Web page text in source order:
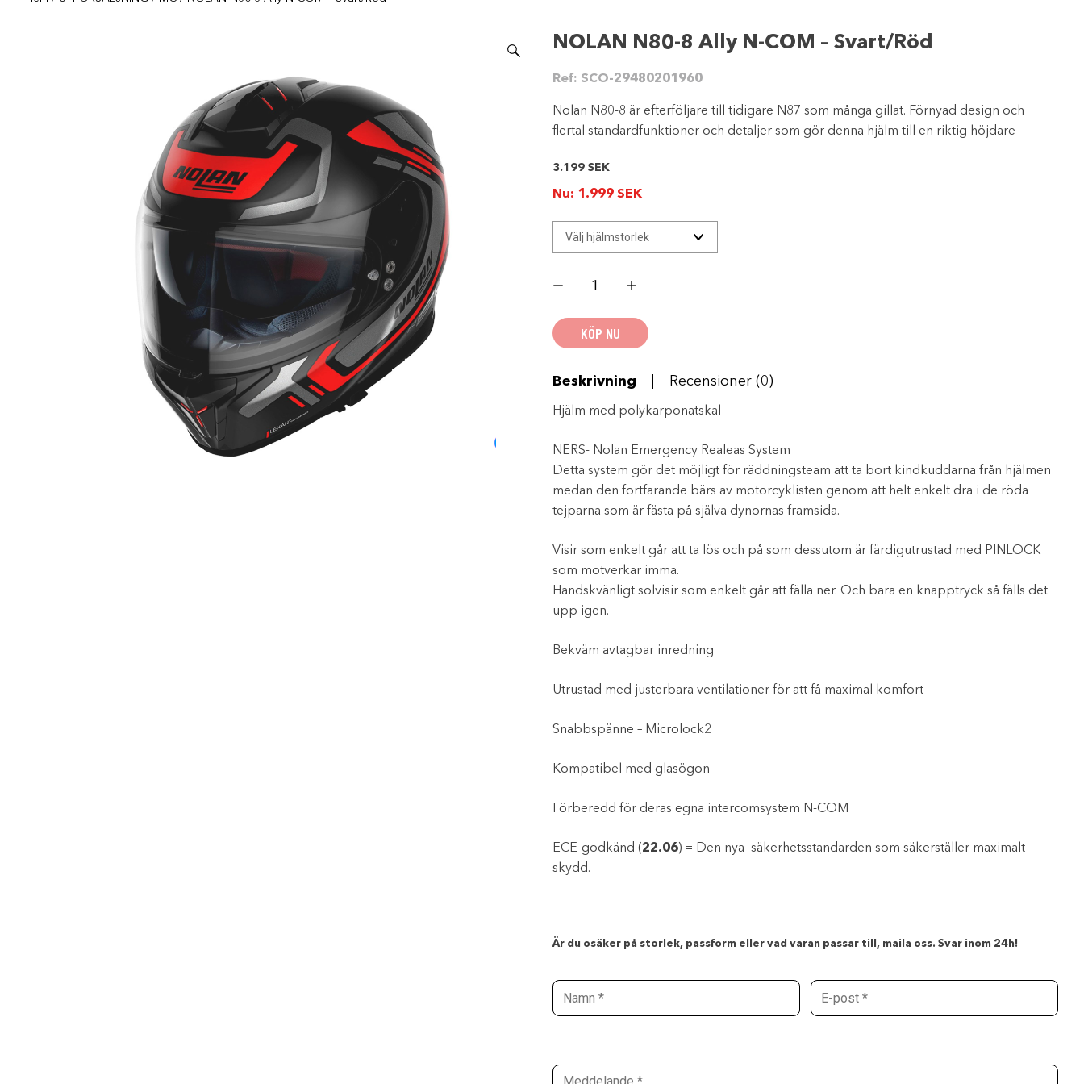
NOLAN N80-8 Ally N-COM – Svart/Röd
Ref: SCO-29480201960
Nolan N80-8 är efterföljare till tidigare N87 som många gillat. Förnyad design och
flertal standardfunktioner och detaljer som gör denna hjälm till en riktig höjdare
3.199 SEK
Nu: 1.999 SEK
N80-
COM
KÖP NU
Beskrivning Recensioner (0)
Hjälm med polykarponatskal
NERS- Nolan Emergency Realeas System
Detta system gör det möjligt för räddningsteam att ta bort kindkuddarna från hjälmen
medan den fortfarande bärs av motorcyklisten genom att helt enkelt dra i de röda
tejparna som är fästa på själva dynornas framsida.
Visir som enkelt går att ta lös och på som dessutom är färdigutrustad med PINLOCK
som motverkar imma.
Handskvänligt solvisir som enkelt går att fälla ner. Och bara en knapptryck så fälls det
upp igen.
Bekväm avtagbar inredning
Utrustad med justerbara ventilationer för att få maximal komfort
Snabbspänne – Microlock2
Kompatibel med glasögon
Förberedd för deras egna intercomsystem N-COM
ECE-godkänd (22.06) = Den nya säkerhetsstandarden som säkerställer maximalt
skydd.
Är du osäker på storlek, passform eller vad varan passar till, maila oss. Svar inom 24h!